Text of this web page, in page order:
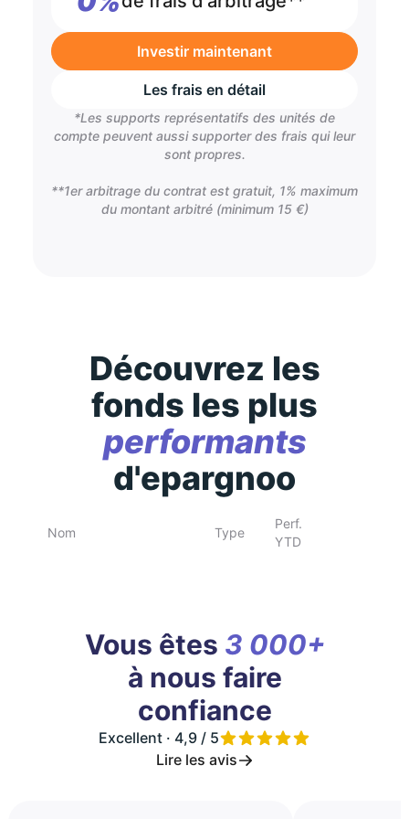
Investir maintenant
Les frais en détail
*Les supports représentatifs des unités de
compte peuvent aussi supporter des frais qui leur
sont propres.
**1er arbitrage du contrat est gratuit, 1% maximum
du montant arbitré (minimum 15 €)
Découvrez les
fonds les plus
performants
d'epargnoo
Nom Type
Perf.
YTD
Vous êtes 3 000+
à nous faire
confiance
Excellent · 4,9 / 5
Lire les avis